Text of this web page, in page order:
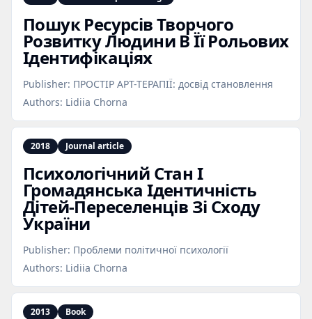
Пошук Ресурсів Творчого
Розвитку Людини В Її Рольових
Ідентифікаціях
Publisher: ПРОСТІР АРТ-ТЕРАПІЇ: досвід становлення
Authors: Lidiia Chorna
2018 Journal article
Психологічний Стан І
Громадянська Ідентичність
Дітей‑Переселенців Зі Сходу
України
Publisher: Проблеми політичної психології
Authors: Lidiia Chorna
2013 Book